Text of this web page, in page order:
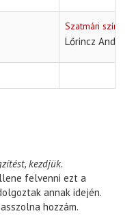
Szatmári színház
Lőrincz András
kezdjük.
felvenni ezt a
annak idején.
hozzám.